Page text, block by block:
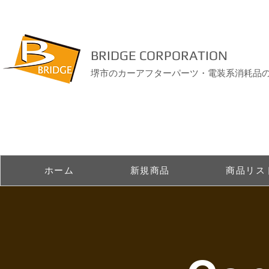
BRIDGE CORPORATION
堺市のカーアフターパーツ・電装系消耗品
ホーム 新規商品 商品リス